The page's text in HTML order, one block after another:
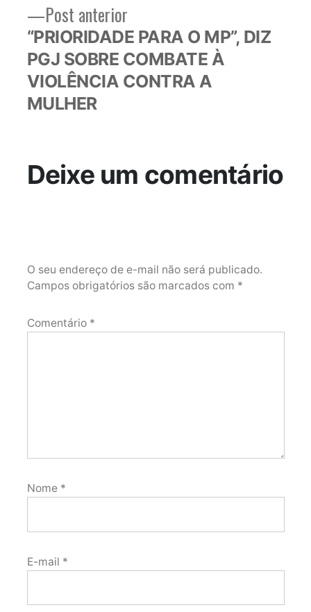
Post anteriorPost
anterior:
“PRIORIDADE PARA O MP”, DIZ
PGJ SOBRE COMBATE À
VIOLÊNCIA CONTRA A
MULHER
Deixe um comentário
O seu endereço de e-mail não será publicado.
Campos obrigatórios são marcados com *
Comentário *
Nome *
E-mail *